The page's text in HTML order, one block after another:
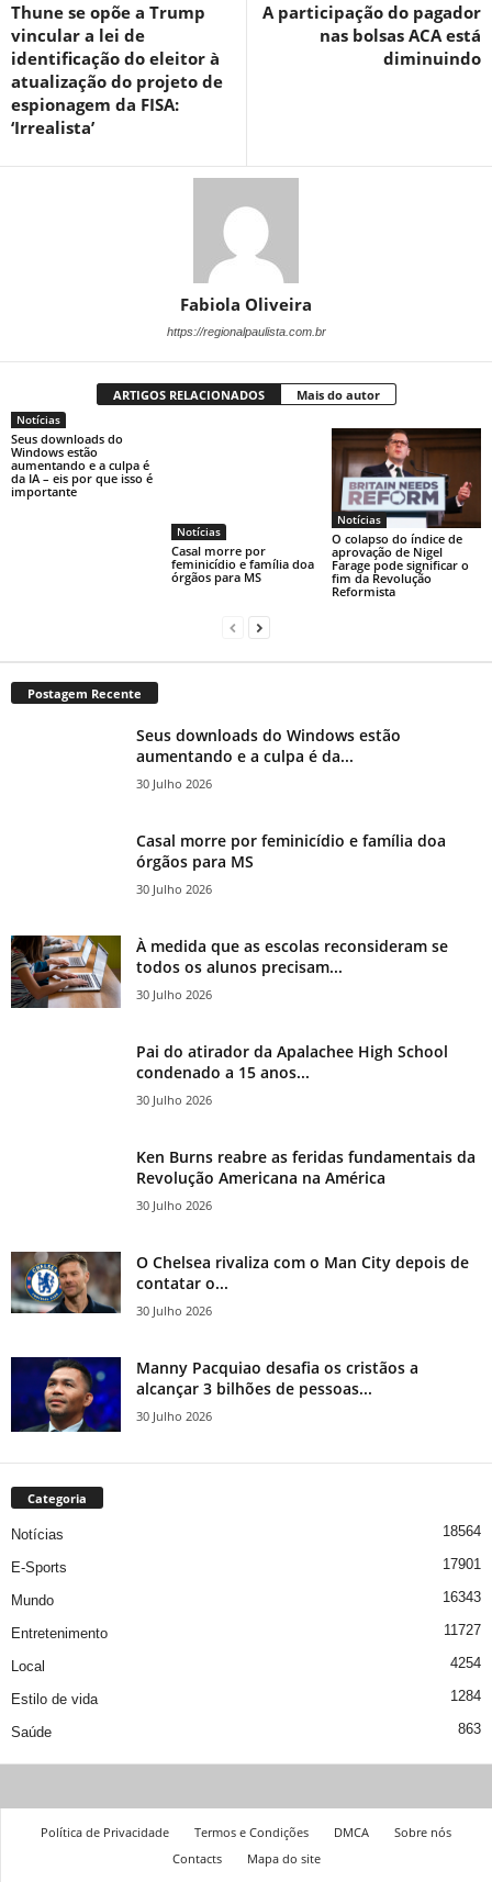
Thune se opõe a Trump
vincular a lei de
identificação do eleitor à
atualização do projeto de
espionagem da FISA:
‘Irrealista’
A participação do pagador
nas bolsas ACA está
diminuindo
Fabiola Oliveira
https://regionalpaulista.com.br
ARTIGOS RELACIONADOS Mais do autor
Notícias
Seus downloads do
Windows estão
aumentando e a culpa é
da IA ​​– eis por que isso é
importante
Notícias
Casal morre por
feminicídio e família doa
órgãos para MS
Notícias
O colapso do índice de
aprovação de Nigel
Farage pode significar o
fim da Revolução
Reformista
Postagem Recente
Seus downloads do Windows estão
aumentando e a culpa é da...
30 Julho 2026
Casal morre por feminicídio e família doa
órgãos para MS
30 Julho 2026
À medida que as escolas reconsideram se
todos os alunos precisam...
30 Julho 2026
Pai do atirador da Apalachee High School
condenado a 15 anos...
30 Julho 2026
Ken Burns reabre as feridas fundamentais da
Revolução Americana na América
30 Julho 2026
O Chelsea rivaliza com o Man City depois de
contatar o...
30 Julho 2026
Manny Pacquiao desafia os cristãos a
alcançar 3 bilhões de pessoas...
30 Julho 2026
Categoria
Notícias 18564
E-Sports 17901
Mundo 16343
Entretenimento 11727
Local 4254
Estilo de vida 1284
Saúde 863
Política de Privacidade Termos e Condições DMCA
Sobre nós
Contacts
Mapa do site